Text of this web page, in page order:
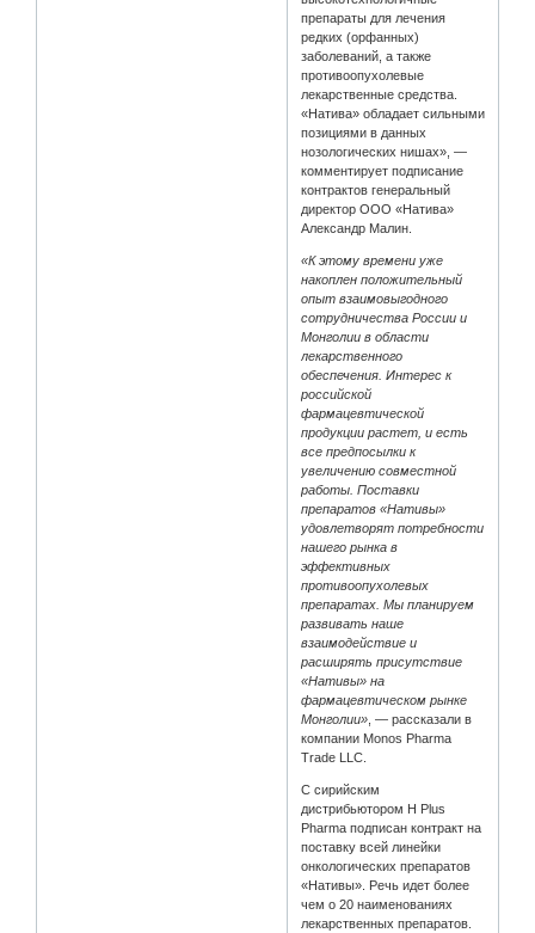
препараты для лечения
редких (орфанных)
заболеваний, а также
противоопухолевые
лекарственные средства.
«Натива» обладает сильными
позициями в данных
нозологических нишах», —
комментирует подписание
контрактов генеральный
директор ООО «Натива»
Александр Малин.
«К этому времени уже
накоплен положительный
опыт взаимовыгодного
сотрудничества России и
Монголии в области
лекарственного
обеспечения. Интерес к
российской
фармацевтической
продукции растет, и есть
все предпосылки к
увеличению совместной
работы. Поставки
препаратов «Нативы»
удовлетворят потребности
нашего рынка в
эффективных
противоопухолевых
препаратах. Мы планируем
развивать наше
взаимодействие и
расширять присутствие
«Нативы» на
фармацевтическом рынке
Монголии» , — рассказали в
компании Monos Pharma
Trade LLC.
С сирийским
дистрибьютором H Plus
Pharma подписан контракт на
поставку всей линейки
онкологических препаратов
«Нативы». Речь идет более
чем о 20 наименованиях
лекарственных препаратов.